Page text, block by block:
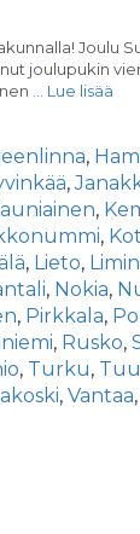
Joulu
joulupukin
… Lue lisää
,
,
,
,
, Lieto,
, Nokia,
, Pirkkala,
, Rusko,
, Turku,
, Vantaa,